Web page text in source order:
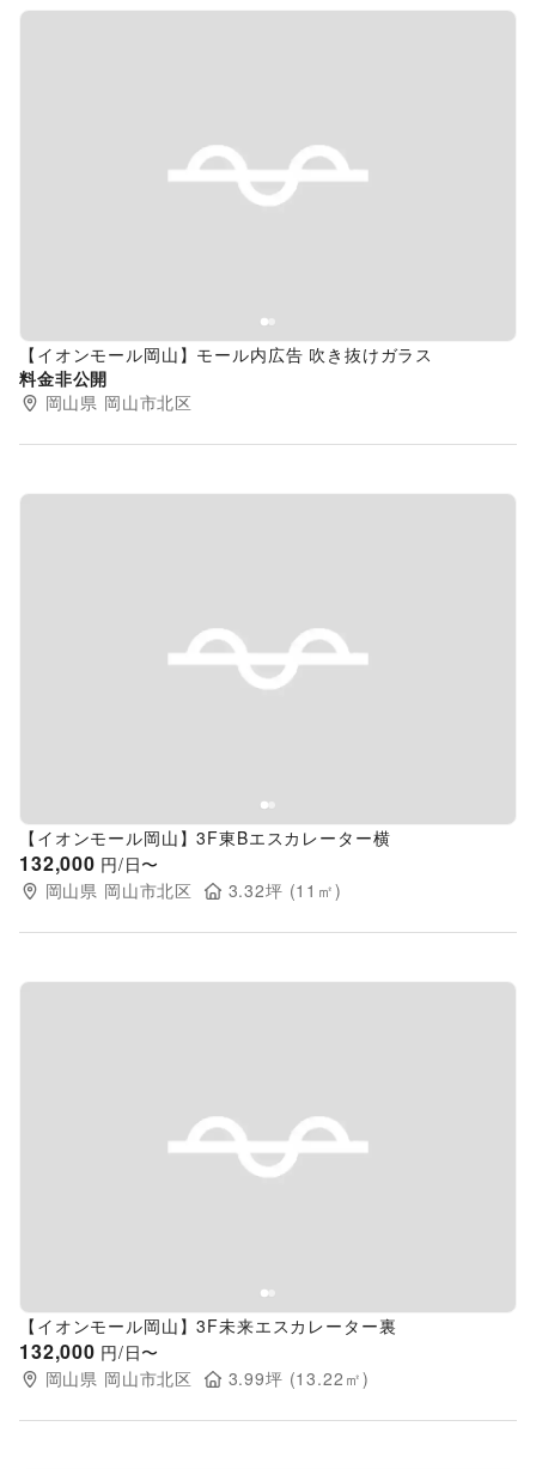
Previous slide
【イオンモール岡山】モール内広告 吹き抜けガラス
料金非公開
岡山県 岡山市北区
Previous slide
【イオンモール岡山】3F東Bエスカレーター横
132,000 円/日〜
岡山県 岡山市北区 3.32坪 (11 ㎡)
Previous slide
【イオンモール岡山】3F未来エスカレーター裏
132,000 円/日〜
岡山県 岡山市北区 3.99坪 (13.22 ㎡)